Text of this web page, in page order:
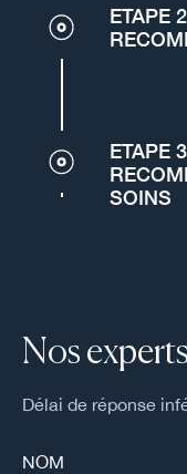
ETAPE
ETAPE
SOINS
Nos
Délai de réponse